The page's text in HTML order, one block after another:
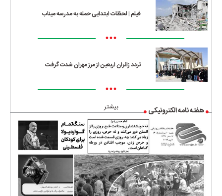
فیلم | لحظات ابتدایی حمله به مدرسه میناب
•••
تردد زائران اربعین از مرز مهران شدت گرفت
•••
بیشتر هفته نامه الکترونیکی